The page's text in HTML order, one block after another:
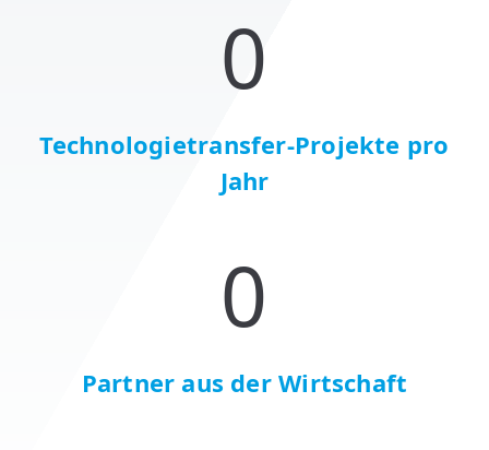
0
Technologietransfer-Projekte pro
Jahr
0
Partner aus der Wirtschaft